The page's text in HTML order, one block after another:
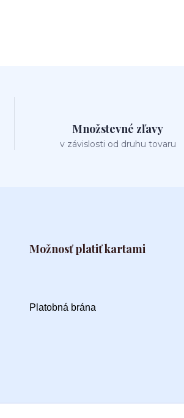
Množstevné zľavy
v závislosti od druhu tovaru
Možnosť platiť kartami
Platobná brána